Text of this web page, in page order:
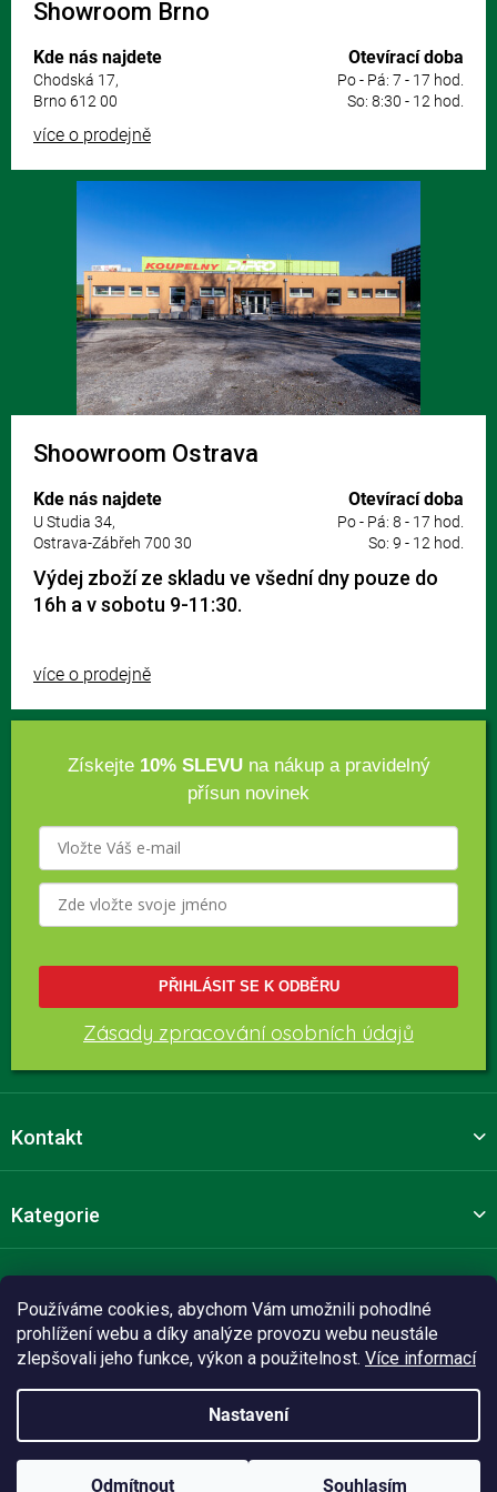
Používáme cookies, abychom Vám umožnili pohodlné
prohlížení webu a díky analýze provozu webu neustále
zlepšovali jeho funkce, výkon a použitelnost. Více informací
Nastavení
Odmítnout Souhlasím
Showroom Brno
Kde nás najdete
Chodská 17,
Brno 612 00
Otevírací doba
Po - Pá: 7 - 17 hod.
So: 8:30 - 12 hod.
více o prodejně
Shoowroom Ostrava
Kde nás najdete
U Studia 34,
Ostrava-Zábřeh 700 30
Otevírací doba
Po - Pá: 8 - 17 hod.
So: 9 - 12 hod.
Výdej zboží ze skladu ve všední dny pouze do
16h a v sobotu 9-11:30.
více o prodejně
Získejte 10% SLEVUna nákup a pravidelný
přísun novinek
PŘIHLÁSIT SE K ODBĚRU
Zásady zpracování osobních údajů
Kontakt
Kategorie
Sledujte nás
Vytvořil Shoptet Premium